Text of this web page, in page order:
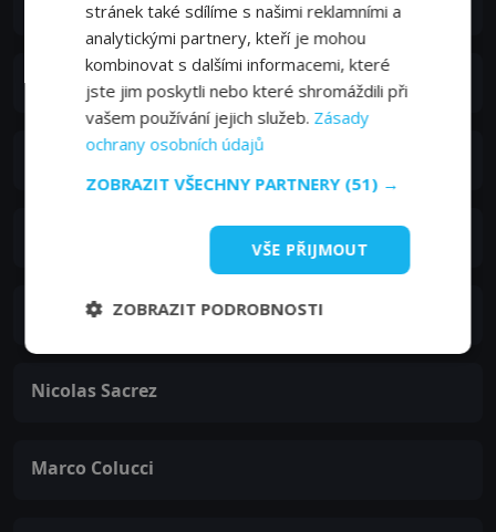
Jun Ichikawa
Fiorenzo Madonna
Roberta Mattei
Nicolas Sacrez
Marco Colucci
stránek také sdílíme s našimi reklamními a
analytickými partnery, kteří je mohou
kombinovat s dalšími informacemi, které
jste jim poskytli nebo které shromáždili při
vašem používání jejich služeb. Zásady
ochrany osobních údajů
ZOBRAZIT VŠECHNY PARTNERY (51) →
VŠE PŘIJMOUT
ZOBRAZIT PODROBNOSTI